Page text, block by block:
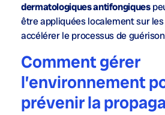
dermatologiques antifongiques
être appliquées localement sur
accélérer le processus de
Comment gérer
l’environnement
prévenir la